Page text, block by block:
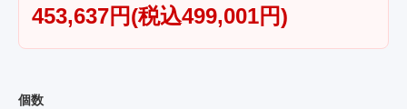
453,637円(税込499,001円)
個数